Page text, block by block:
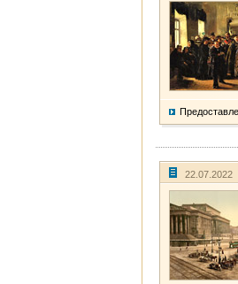
22.07.2022